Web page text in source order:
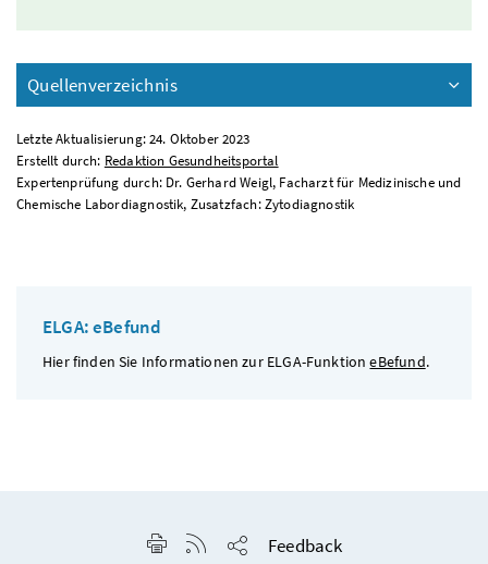
Quellenverzeichnis
Letzte Aktualisierung: 24. Oktober 2023
Erstellt durch: Redaktion Gesundheitsportal
Expertenprüfung durch: Dr. Gerhard Weigl, Facharzt für Medizinische und
Chemische Labordiagnostik, Zusatzfach: Zytodiagnostik
ELGA: eBefund
Hier finden Sie Informationen zur ELGA-FunktioneBefund.
Seite drucken
RSS-Feed anzeigen
Feedback